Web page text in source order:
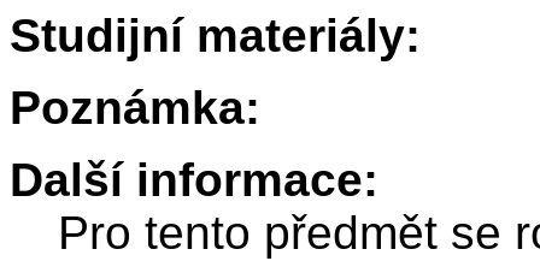
Studijní materiály:
Poznámka:
Další informace:
Pro tento předmět se